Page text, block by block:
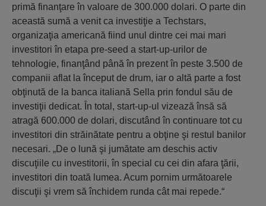
primă finanţare în valoare de 300.000 dolari. O parte din
această sumă a venit ca investiţie a Techstars,
organizaţia americană fiind unul dintre cei mai mari
investitori în etapa pre-seed a start-up-urilor de
tehnologie, finanţând până în prezent în peste 3.500 de
companii aflat la început de drum, iar o altă parte a fost
obţinută de la banca italiană Sella prin fondul său de
investiţii dedicat. În total, start-up-ul vizează însă să
atragă 600.000 de dolari, discutând în continuare tot cu
investitori din străinătate pentru a obţine şi restul banilor
necesari. „De o lună şi jumătate am deschis activ
discuţiile cu investitorii, în special cu cei din afara ţării,
investitori din toată lumea. Acum pornim următoarele
discuţii şi vrem să închidem runda cât mai repede.“